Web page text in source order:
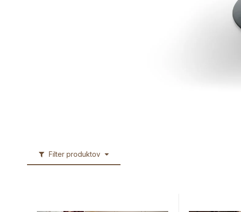
Filter produktov